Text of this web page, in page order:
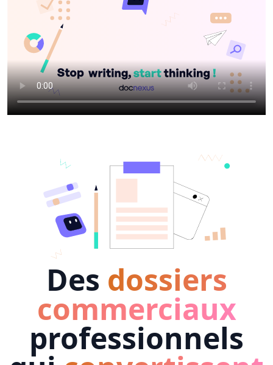
Des dossiers
commerciaux
professionnels